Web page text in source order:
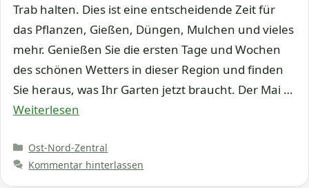
Trab halten. Dies ist eine entscheidende Zeit für
das Pflanzen, Gießen, Düngen, Mulchen und vieles
mehr. Genießen Sie die ersten Tage und Wochen
des schönen Wetters in dieser Region und finden
Sie heraus, was Ihr Garten jetzt braucht. Der Mai …
Weiterlesen
Kategorien
Ost-Nord-Zentral
Kommentar hinterlassen